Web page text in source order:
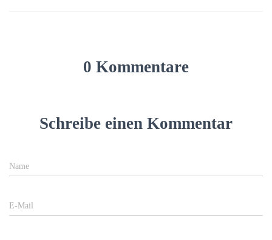
0 Kommentare
Schreibe einen Kommentar
Name
E-Mail